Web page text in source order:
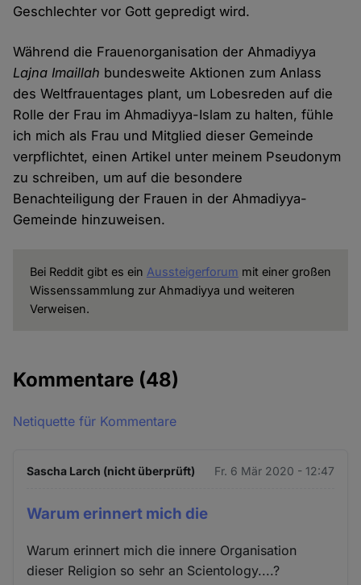
Geschlechter vor Gott gepredigt wird.
Während die Frauenorganisation der Ahmadiyya
Lajna Imaillah bundesweite Aktionen zum Anlass
des Weltfrauentages plant, um Lobesreden auf die
Rolle der Frau im Ahmadiyya-Islam zu halten, fühle
ich mich als Frau und Mitglied dieser Gemeinde
verpflichtet, einen Artikel unter meinem Pseudonym
zu schreiben, um auf die besondere
Benachteiligung der Frauen in der Ahmadiyya-
Gemeinde hinzuweisen.
Bei Reddit gibt es ein Aussteigerforum mit einer großen
Wissenssammlung zur Ahmadiyya und weiteren
Verweisen.
Kommentare (48)
Netiquette für Kommentare
Sascha Larch (nicht überprüft) Fr. 6 Mär 2020 - 12:47
Warum erinnert mich die
Warum erinnert mich die innere Organisation
dieser Religion so sehr an Scientology....?